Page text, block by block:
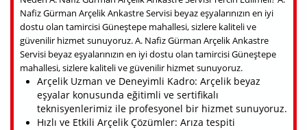
Nafiz Gürman Arçelik Ankastre Servisi beyaz eşyalarınızın en iyi
dostu olan tamircisi Güneştepe mahallesi, sizlere kaliteli ve
güvenilir hizmet sunuyoruz. A. Nafiz Gürman Arçelik Ankastre
Servisi beyaz eşyalarınızın en iyi dostu olan tamircisi Güneştepe
mahallesi, sizlere kaliteli ve güvenilir hizmet sunuyoruz.
Arçelik Uzman ve Deneyimli Kadro: Arçelik beyaz
eşyalar konusunda eğitimli ve sertifikalı
teknisyenlerimiz ile profesyonel bir hizmet sunuyoruz.
Hızlı ve Etkili Arçelik Çözümler: Arıza tespiti